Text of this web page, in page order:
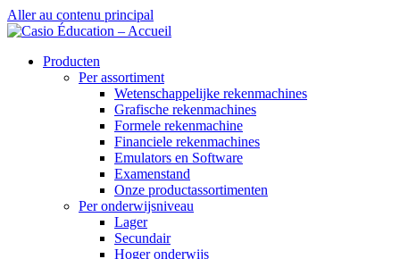
Aller au contenu principal
Producten
Per assortiment
Wetenschappelijke rekenmachines
Grafische rekenmachines
Formele rekenmachine
Financiele rekenmachines
Emulators en Software
Examenstand
Onze productassortimenten
Per onderwijsniveau
Lager
Secundair
Hoger onderwijs